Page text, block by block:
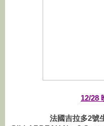
12/28
法國吉拉多2號